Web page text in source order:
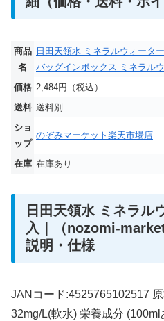
商品
名
日田天領水 ミネラルウォータ
バッグインボックス ミネラル
価格 2,484円（税込）
送料 送料別
ショ
ップ
のぞみマーケット楽天市場店
在庫 在庫あり
日田天領水 ミネラル
入｜（nozomi-
説明・仕様
JANコード:4525765102517
32mg/L(軟水) 栄養成分